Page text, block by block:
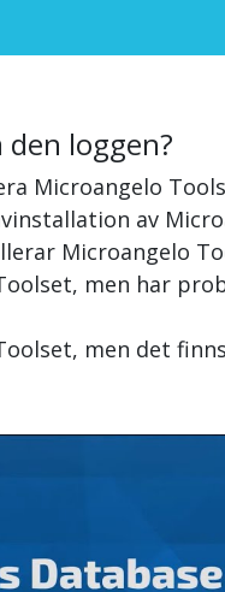
loggen?
Microangelo
av
Microangelo
men har
men det